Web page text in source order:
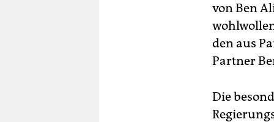
von Ben
den aus
Partner
Die